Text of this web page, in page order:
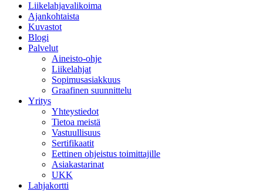
Liikelahjavalikoima
Ajankohtaista
Kuvastot
Blogi
Palvelut
Aineisto-ohje
Liikelahjat
Sopimusasiakkuus
Graafinen suunnittelu
Yritys
Yhteystiedot
Tietoa meistä
Vastuullisuus
Sertifikaatit
Eettinen ohjeistus toimittajille
Asiakastarinat
UKK
Lahjakortti